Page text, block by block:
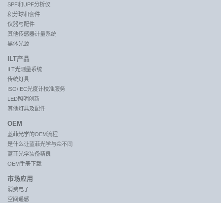
SPF和UPF分析仪
积分球和套件
仪器与配件
其他传感器计量系统
黑体光源
ILT产品
ILT光测量系统
传统灯具
ISO/IEC光度计校准服务
LED照明创新
其他灯具及配件
OEM
蓝菲光学的OEM流程
是什么让蓝菲光学与众不同
蓝菲光学装备精良
OEM手册下载
市场应用
消费电子
空间遥感